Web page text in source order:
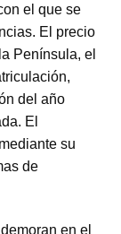
el que se
El precio
Península, el
del año
El
su
de
en el